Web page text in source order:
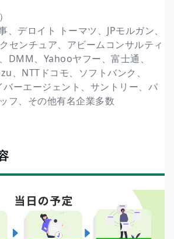
デロイト トーマツ、JPモルガン、
センチュア、アビームコンサルティ
DMM、Yahooヤフー、富士通、
、NTTドコモ、ソフトバンク、
ーエージェント、サントリー、パ
フ、その他有名企業多数